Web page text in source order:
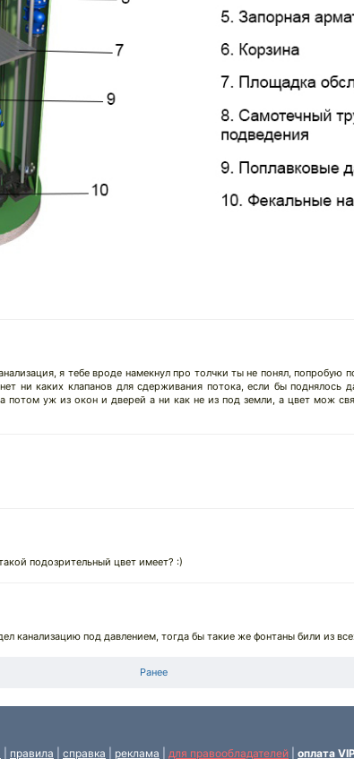
я тебе вроде намекнул про толчки ты не понял, попробую
ни каких клапанов для сдерживания потока, если бы поднялось
потом уж из окон и дверей а ни как не из под земли, а цвет мож
подозрительный цвет имеет? :)
канализацию под давлением, тогда бы такие же фонтаны били из
Ранее
правила справка реклама для правообладателей оплата